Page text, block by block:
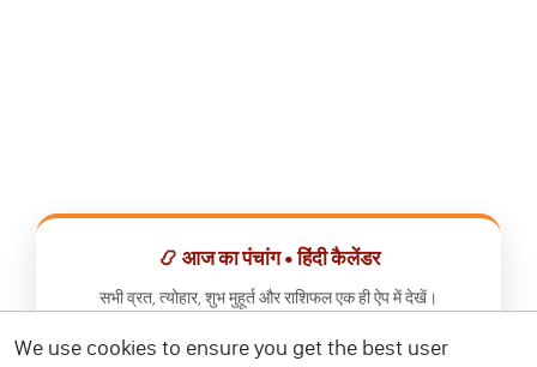
📿 आज का पंचांग • हिंदी कैलेंडर
सभी व्रत, त्योहार, शुभ मुहूर्त और राशिफल एक ही ऐप में देखें।
📅 हिंदी कैलेंडर ऐप डाउनलोड करें
We use cookies to ensure you get the best user